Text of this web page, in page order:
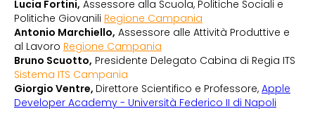
Lucia Fortini, Assessore alla Scuola, Politiche Sociali e
Politiche Giovanili Regione Campania
Antonio Marchiello, Assessore alle Attività Produttive e
al Lavoro Regione Campania
Bruno Scuotto, Presidente Delegato Cabina di Regia ITS
Sistema ITS Campania
Giorgio Ventre, Direttore Scientifico e Professore, Apple
Developer Academy - Università Federico II di Napoli